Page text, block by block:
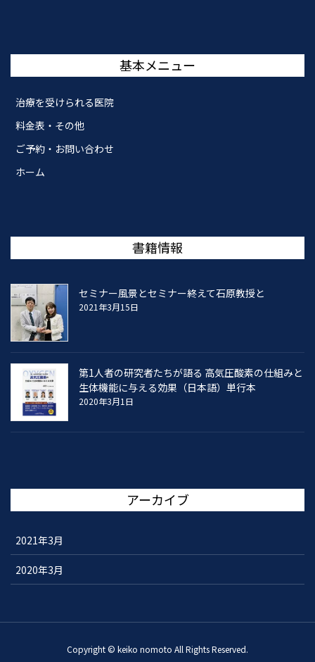
基本メニュー
治療を受けられる医院
料金表・その他
ご予約・お問い合わせ
ホーム
書籍情報
セミナー風景とセミナー終えて石原教授と
2021年3月15日
第1人者の研究者たちが語る 高気圧酸素の仕組みと
生体機能に与える効果（日本語）単行本
2020年3月1日
アーカイブ
2021年3月
2020年3月
Copyright © keiko nomoto All Rights Reserved.